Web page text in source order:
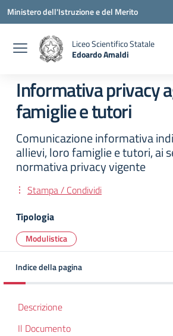
Vai ai contenuti
Vai al menu di navigazione
Vai al footer
Ministero dell'Istruzione e del Merito
Liceo Scientifico Statale
Edoardo Amaldi
Informativa privacy
famiglie e tutori
Comunicazione informativa
allievi, loro famiglie e tutori, ai
normativa privacy vigente
Stampa / Condividi
Tipologia
Modulistica
Indice della pagina
Descrizione
Il Documento